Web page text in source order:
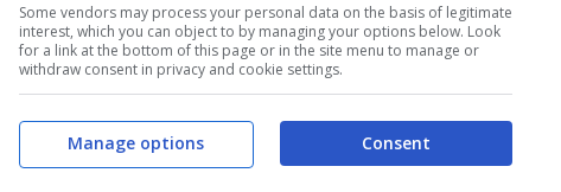
che riguardano sia il Sud che il Nord Italia. I
di Valmarino e Calanna. I primi due si trovano nella
L’ultimo, invece, ha come provincia la città di
nella Regione calabrese.
Some vendors may process your personal data on the basis of legitimate
interest, which you can object to by managing your options below. Look
for a link at the bottom of this page or in the site menu to manage or
withdraw consent in privacy and cookie settings.
Consent
Manage options